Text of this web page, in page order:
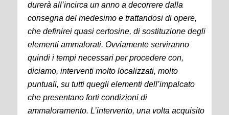
durerà all’incirca un anno a decorrere dalla
consegna del medesimo e trattandosi di opere,
che definirei quasi certosine, di sostituzione degli
elementi ammalorati. Ovviamente serviranno
quindi i tempi necessari per procedere con,
diciamo, interventi molto localizzati, molto
puntuali, su tutti quegli elementi dell’impalcato
che presentano forti condizioni di
ammaloramento. L’intervento, una volta acquisito